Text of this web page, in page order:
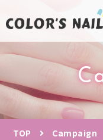
TOP Campaign